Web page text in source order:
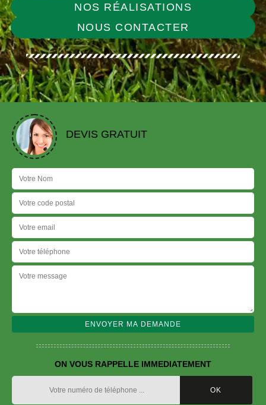
NOS RÉALISATIONS
NOUS CONTACTER
DEVIS GRATUIT
ON VOUS RAPPELLE IMMEDIATEMENT